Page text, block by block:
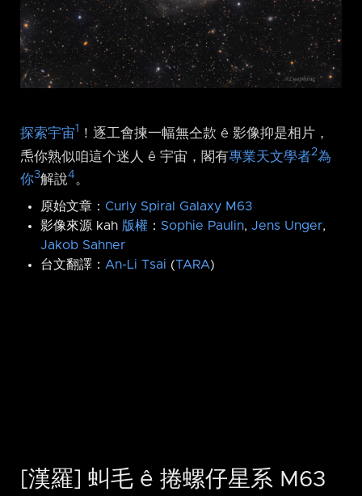
探索宇宙1
！逐工會揀一幅無仝款 ê 影像抑是相片，
𤆬你熟似咱這个迷人 ê 宇宙，閣有專業天文學者2為
你3解說4 。
原始文章： Curly Spiral Galaxy M63
影像來源 kah 版權 ： Sophie Paulin, Jens Unger,
Jakob Sahner
台文翻譯： An-Li Tsai (TARA)
[漢羅] 虯毛 ê 捲螺仔星系 M63